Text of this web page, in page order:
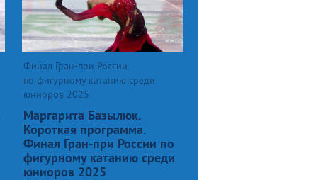
Финал Гран-при России
по фигурному катанию среди
юниоров 2025
Маргарита Базылюк.
Короткая программа.
Финал Гран-при России по
фигурному катанию среди
юниоров 2025